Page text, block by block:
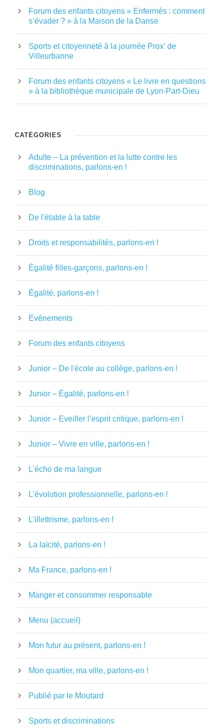
Forum des enfants citoyens « Enfermés : comment
s’évader ? » à la Maison de la Danse
Sports et citoyenneté à la journée Prox’ de
Villeurbanne
Forum des enfants citoyens « Le livre en questions
» à la bibliothèque municipale de Lyon-Part-Dieu
CATÉGORIES
Adulte – La prévention et la lutte contre les
discriminations, parlons-en !
Blog
De l'étable à la table
Droits et responsabilités, parlons-en !
Égalité filles-garçons, parlons-en !
Égalité, parlons-en !
Evénements
Forum des enfants citoyens
Junior – De l'école au collège, parlons-en !
Junior – Égalité, parlons-en !
Junior – Eveiller l’esprit critique, parlons-en !
Junior – Vivre en ville, parlons-en !
L'écho de ma langue
L'évolution professionnelle, parlons-en !
L'illettrisme, parlons-en !
La laïcité, parlons-en !
Ma France, parlons-en !
Manger et consommer responsable
Menu (accueil)
Mon futur au présent, parlons-en !
Mon quartier, ma ville, parlons-en !
Publié par le Moutard
Sports et discriminations